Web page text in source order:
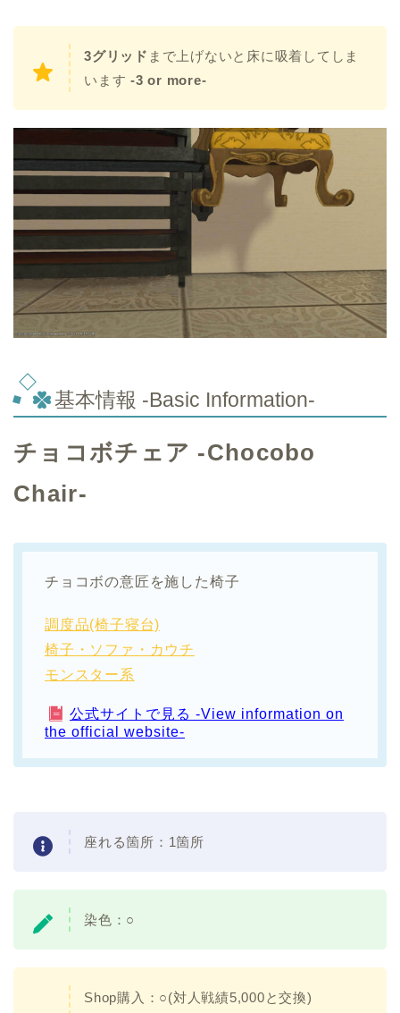
3グリッド まで上げないと床に吸着してしま
います-3 or more-
基本情報 -Basic Information-
チョコボチェア -Chocobo
Chair-
チョコボの意匠を施した椅子
調度品(椅子寝台)
椅子・ソファ・カウチ
モンスター系
公式サイトで見る -View information on
the official website-
座れる箇所：1箇所
染色：○
Shop購入：○(対人戦績5,000と交換)